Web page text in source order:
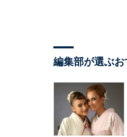
編集部が選ぶ